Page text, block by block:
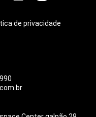
de privacidade